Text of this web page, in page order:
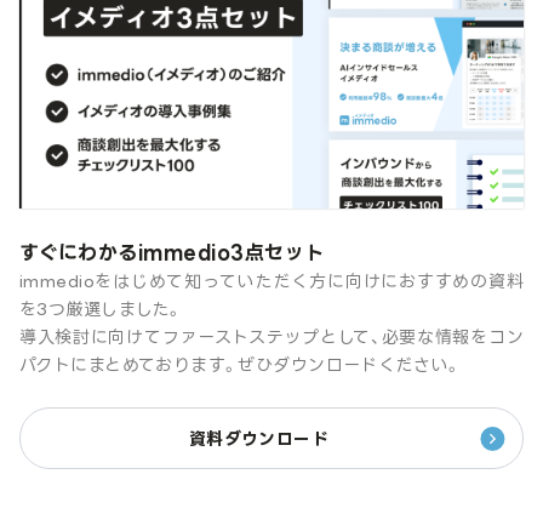
すぐにわかるimmedio3点セット
immedioをはじめて知っていただく方に向けにおすすめの資料
を3つ厳選しました。
導入検討に向けてファーストステップとして、必要な情報をコン
パクトにまとめております。ぜひダウンロードください。
資料ダウンロード